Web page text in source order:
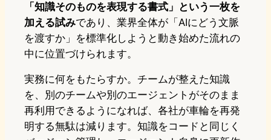
「知識そのものを表現する書式」という一枚を
加える試みであり、業界全体が「AIにどう文脈
を渡すか」を標準化しようと動き始めた流れの
中に位置づけられます。
実務に何をもたらすか。チームが整えた知識
を、別のチームや別のエージェントがそのまま
再利用できるようになれば、各社が車輪を再発
明する無駄は減ります。知識をコードと同じく